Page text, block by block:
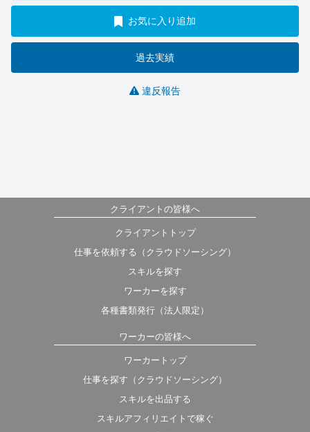
お気に入り追加
過去実績
違反報告
クライアントの皆様へ
クライアントトップ
仕事を依頼する（クラウドソーシング）
スキルを探す
ワーカーを探す
各種書類発行（法人限定）
ワーカーの皆様へ
ワーカートップ
仕事を探す（クラウドソーシング）
スキルを出品する
スキルアフィリエイトで稼ぐ